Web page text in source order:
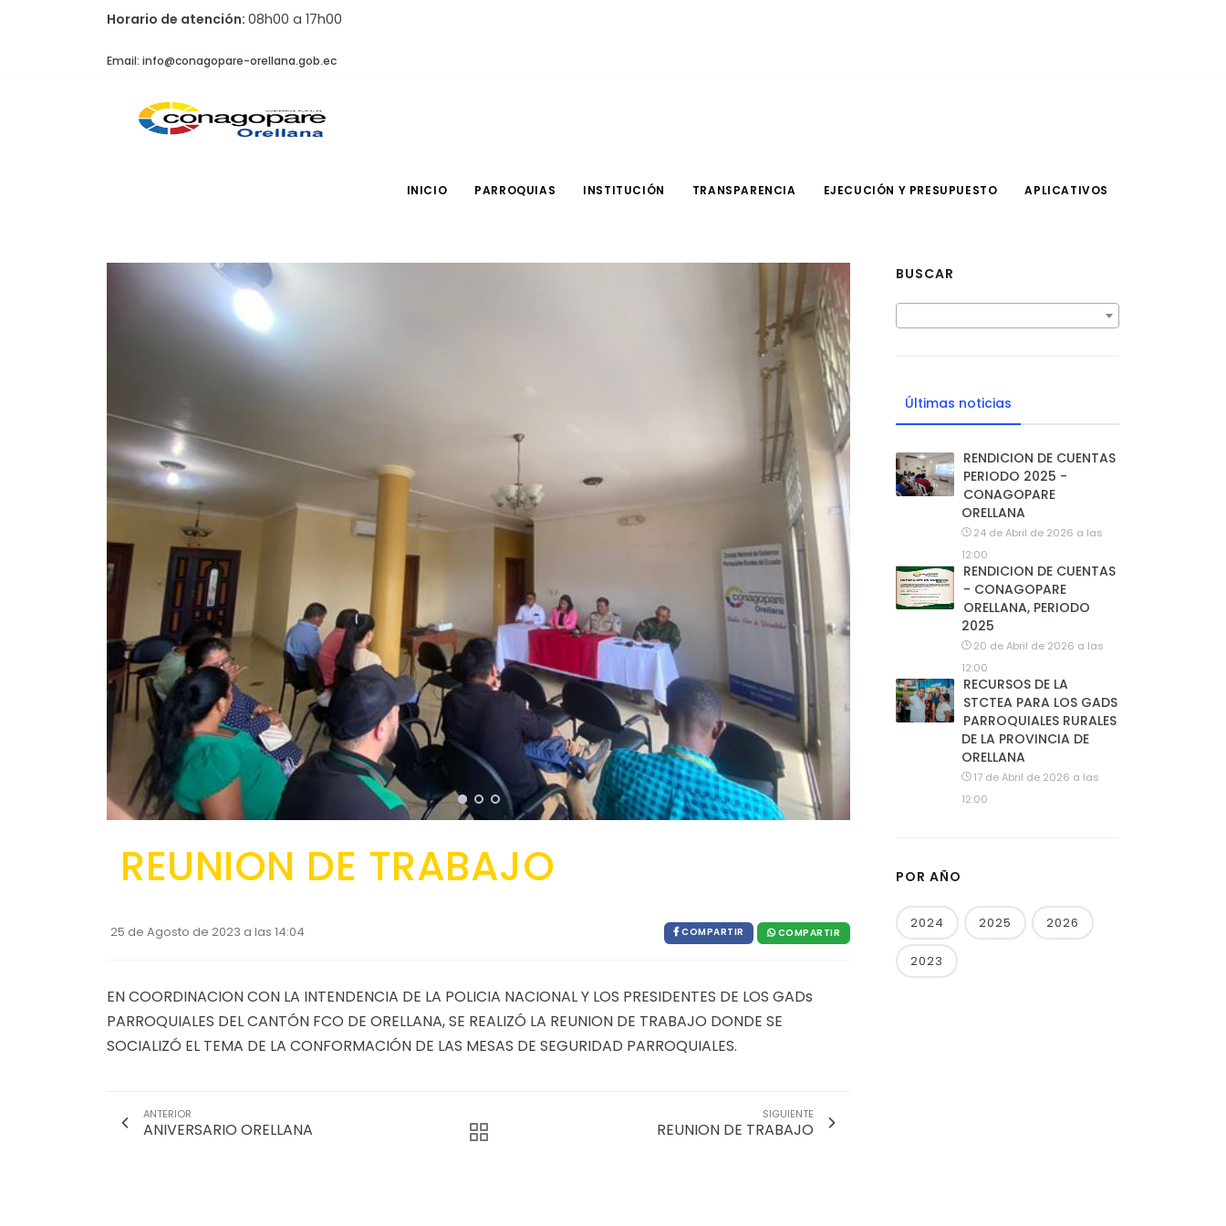
Horario de atención: 08h00 a 17h00
Email: info@conagopare-orellana.gob.ec
INICIO PARROQUIAS INSTITUCIÓN TRANSPARENCIA EJECUCIÓN Y PRESUPUESTO APLICATIVOS
REUNION DE TRABAJO
25 de Agosto de 2023 a las 14:04 COMPARTIR COMPARTIR
EN COORDINACION CON LA INTENDENCIA DE LA POLICIA NACIONAL Y LOS PRESIDENTES DE LOS GADs
PARROQUIALES DEL CANTÓN FCO DE ORELLANA, SE REALIZÓ LA REUNION DE TRABAJO DONDE SE
SOCIALIZÓ EL TEMA DE LA CONFORMACIÓN DE LAS MESAS DE SEGURIDAD PARROQUIALES.
ANTERIOR
ANIVERSARIO ORELLANA
SIGUIENTE
REUNION DE TRABAJO
BUSCAR
Últimas noticias
RENDICION DE CUENTAS
PERIODO 2025 -
CONAGOPARE
ORELLANA
24 de Abril de 2026 a las
12:00
RENDICION DE CUENTAS
- CONAGOPARE
ORELLANA, PERIODO
2025
20 de Abril de 2026 a las
12:00
RECURSOS DE LA
STCTEA PARA LOS GADS
PARROQUIALES RURALES
DE LA PROVINCIA DE
ORELLANA
17 de Abril de 2026 a las
12:00
POR AÑO
2024 2025 2026
2023